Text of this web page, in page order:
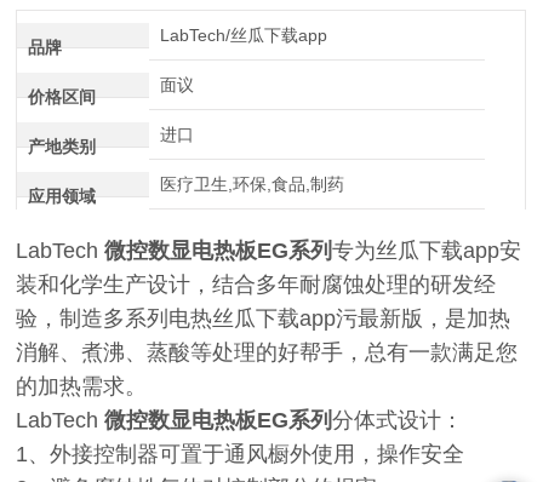
品牌
LabTech/丝瓜下载app
价格区间
面议
产地类别
进口
应用领域
医疗卫生,环保,食品,制药
LabTech微控数显电热板EG系列专为丝瓜下载app安
装和化学生产设计，结合多年耐腐蚀处理的研发经
验，制造多系列电热丝瓜下载app污最新版，是加热
消解、煮沸、蒸酸等处理的好帮手，总有一款满足您
的加热需求。
LabTech微控数显电热板EG系列分体式设计：
1、外接控制器可置于通风橱外使用，操作安全